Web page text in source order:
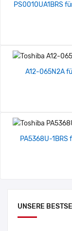
UNSERE
PS0010UA1BRS
A12-065N2A
PA5368U-